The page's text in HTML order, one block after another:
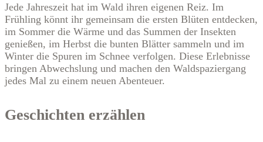
Jede Jahreszeit hat im Wald ihren eigenen Reiz. Im
Frühling könnt ihr gemeinsam die ersten Blüten entdecken,
im Sommer die Wärme und das Summen der Insekten
genießen, im Herbst die bunten Blätter sammeln und im
Winter die Spuren im Schnee verfolgen. Diese Erlebnisse
bringen Abwechslung und machen den Waldspaziergang
jedes Mal zu einem neuen Abenteuer.
Geschichten erzählen